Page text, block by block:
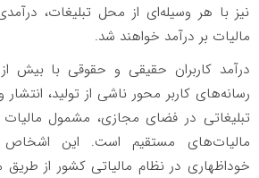
نیز با هر وسیله‌ای از محل تبلیغات،
مالیات بر درآمد خواهند شد.
رسانه‌های کاربر محور ناشی از تولید،
تبلیغاتی در فضای مجازی، مشمول مالیات
مالیات‌های مستقیم است. این
خوداظهاری در نظام مالیاتی کشور از طریق